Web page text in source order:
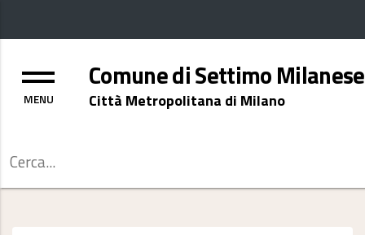
Menu Comune di Settimo Milanese
Città Metropolitana di Milano